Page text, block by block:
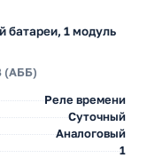
батареи, 1 модуль
(АББ)
Реле времени
Суточный
Аналоговый
1